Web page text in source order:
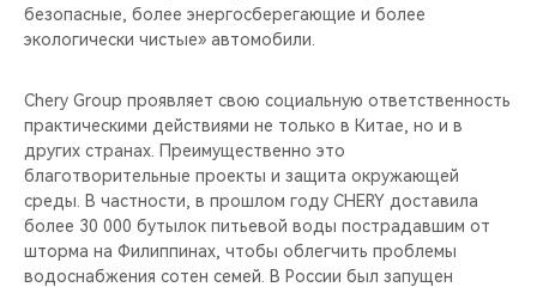
безопасные, более энергосберегающие и более
экологически чистые» автомобили.
Chery Group проявляет свою социальную ответственность
практическими действиями не только в Китае, но и в
других странах. Преимущественно это
благотворительные проекты и защита окружающей
среды. В частности, в прошлом году CHERY доставила
более 30 000 бутылок питьевой воды пострадавшим от
шторма на Филиппинах, чтобы облегчить проблемы
водоснабжения сотен семей. В России был запущен